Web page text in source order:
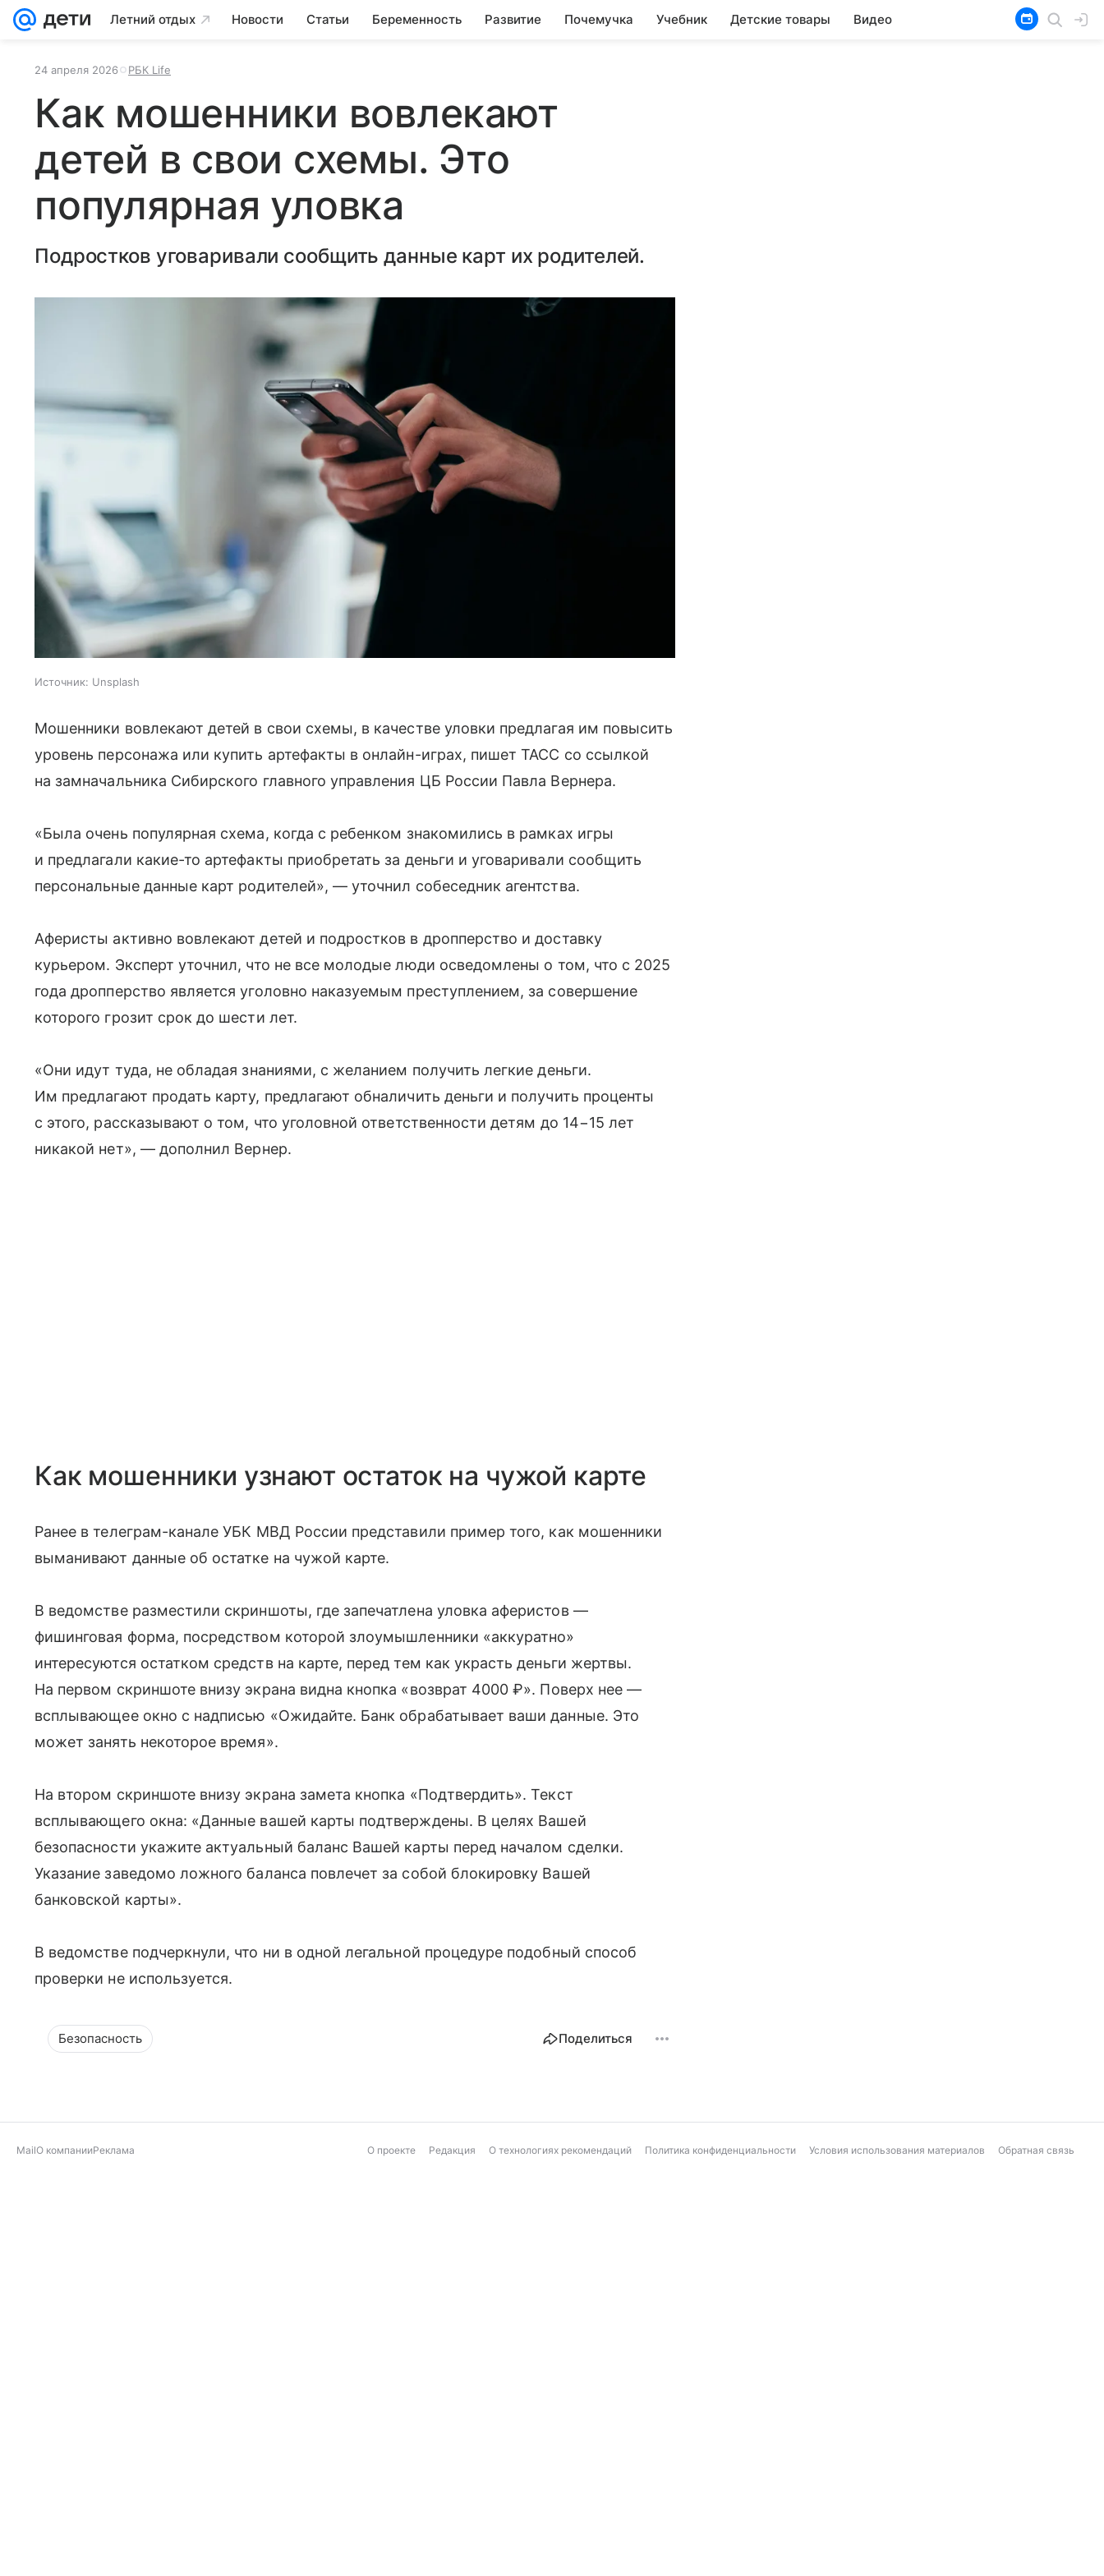
Летний отдых Новости Статьи Беременность Развитие Почемучка Учебник Детские товары Видео
24 апреля 2026 РБК Life
Как мошенники вовлекают
детей в свои схемы. Это
популярная уловка
Подростков уговаривали сообщить данные карт их родителей.
Источник: Unsplash
Мошенники вовлекают детей в свои схемы, в качестве уловки предлагая им повысить
уровень персонажа или купить артефакты в онлайн-играх, пишет ТАСС со ссылкой
на замначальника Сибирского главного управления ЦБ России Павла Вернера.
«Была очень популярная схема, когда с ребенком знакомились в рамках игры
и предлагали какие-то артефакты приобретать за деньги и уговаривали сообщить
персональные данные карт родителей», — уточнил собеседник агентства.
Аферисты активно вовлекают детей и подростков в дропперство и доставку
курьером. Эксперт уточнил, что не все молодые люди осведомлены о том, что с 2025
года дропперство является уголовно наказуемым преступлением, за совершение
которого грозит срок до шести лет.
«Они идут туда, не обладая знаниями, с желанием получить легкие деньги.
Им предлагают продать карту, предлагают обналичить деньги и получить проценты
с этого, рассказывают о том, что уголовной ответственности детям до 14−15 лет
никакой нет», — дополнил Вернер.
Как мошенники узнают остаток на чужой карте
Ранее в телеграм-канале УБК МВД России представили пример того, как мошенники
выманивают данные об остатке на чужой карте.
В ведомстве разместили скриншоты, где запечатлена уловка аферистов —
фишинговая форма, посредством которой злоумышленники «аккуратно»
интересуются остатком средств на карте, перед тем как украсть деньги жертвы.
На первом скриншоте внизу экрана видна кнопка «возврат 4000 ₽». Поверх нее —
всплывающее окно с надписью «Ожидайте. Банк обрабатывает ваши данные. Это
может занять некоторое время».
На втором скриншоте внизу экрана замета кнопка «Подтвердить». Текст
всплывающего окна: «Данные вашей карты подтверждены. В целях Вашей
безопасности укажите актуальный баланс Вашей карты перед началом сделки.
Указание заведомо ложного баланса повлечет за собой блокировку Вашей
банковской карты».
В ведомстве подчеркнули, что ни в одной легальной процедуре подобный способ
проверки не используется.
Безопасность Поделиться
MailО компанииРеклама О проекте Редакция О технологиях рекомендаций Политика конфиденциальности Условия использования материалов Обратная связь